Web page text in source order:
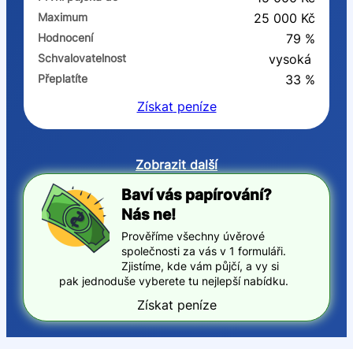
Maximum 25 000 Kč
Hodnocení 79 %
Schvalovatelnost vysoká
Přeplatíte
33 %
Získat peníze
Zobrazit další
Baví vás papírování?
Nás ne!
Prověříme všechny úvěrové
společnosti za vás v 1 formuláři.
Zjistíme, kde vám půjčí, a vy si
pak jednoduše vyberete tu nejlepší nabídku.
Získat peníze